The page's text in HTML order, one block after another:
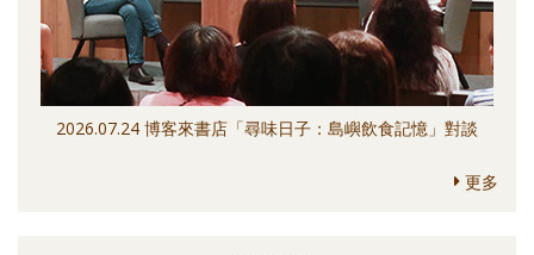
2026.07.24 博客來書店「尋味日子：島嶼飲食記憶」對談
更多